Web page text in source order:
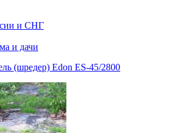
и СНГ
и дачи
(шредер) Edon ES-45/2800